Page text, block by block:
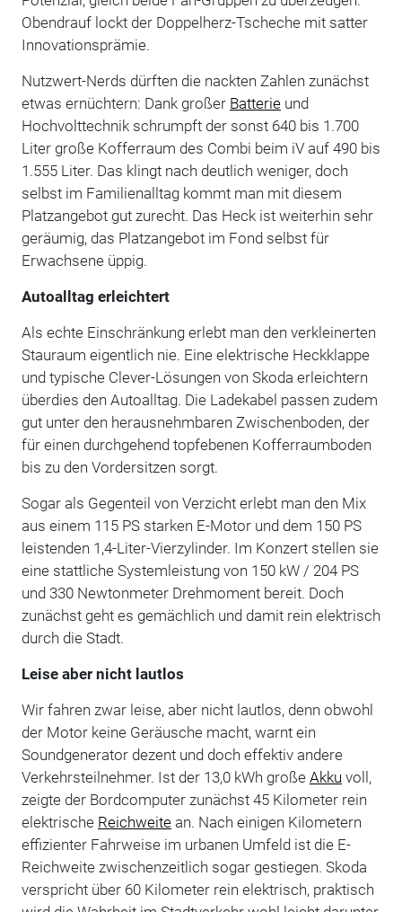
Obendrauf lockt der Doppelherz-Tscheche mit satter
Innovationsprämie.
Nutzwert-Nerds dürften die nackten Zahlen zunächst
etwas ernüchtern: Dank großer Batterieund
Hochvolttechnik schrumpft der sonst 640 bis 1.700
Liter große Kofferraum des Combi beim iV auf 490 bis
1.555 Liter. Das klingt nach deutlich weniger, doch
selbst im Familienalltag kommt man mit diesem
Platzangebot gut zurecht. Das Heck ist weiterhin sehr
geräumig, das Platzangebot im Fond selbst für
Erwachsene üppig.
Autoalltag erleichtert
Als echte Einschränkung erlebt man den verkleinerten
Stauraum eigentlich nie. Eine elektrische Heckklappe
und typische Clever-Lösungen von Skoda erleichtern
überdies den Autoalltag. Die Ladekabel passen zudem
gut unter den herausnehmbaren Zwischenboden, der
für einen durchgehend topfebenen Kofferraumboden
bis zu den Vordersitzen sorgt.
Sogar als Gegenteil von Verzicht erlebt man den Mix
aus einem 115 PS starken E-Motor und dem 150 PS
leistenden 1,4-Liter-Vierzylinder. Im Konzert stellen sie
eine stattliche Systemleistung von 150 kW / 204 PS
und 330 Newtonmeter Drehmoment bereit. Doch
zunächst geht es gemächlich und damit rein elektrisch
durch die Stadt.
Leise aber nicht lautlos
Wir fahren zwar leise, aber nicht lautlos, denn obwohl
der Motor keine Geräusche macht, warnt ein
Soundgenerator dezent und doch effektiv andere
Verkehrsteilnehmer. Ist der 13,0 kWh große Akku voll,
zeigte der Bordcomputer zunächst 45 Kilometer rein
elektrische Reichweitean. Nach einigen Kilometern
effizienter Fahrweise im urbanen Umfeld ist die E-
Reichweite zwischenzeitlich sogar gestiegen. Skoda
verspricht über 60 Kilometer rein elektrisch, praktisch